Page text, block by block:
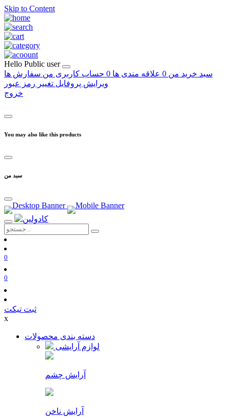
Skip to Content
Hello Public user
سبد خرید من 0 علاقه مندی ها 0 حساب کاربری من سفارش ها
ویرایش پروفایل تغییر رمز عبور
خروج
You may also like this products
سبد من
0
0
ثبت تیکت
x
دسته بندی محصولات
لوازم آرایشی
آرایش چشم
آرایش ناخن